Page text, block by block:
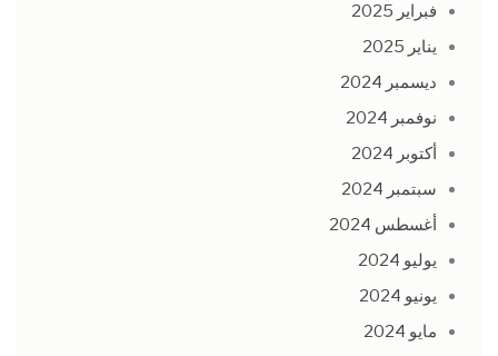
فبراير 2025
يناير 2025
ديسمبر 2024
نوفمبر 2024
أكتوبر 2024
سبتمبر 2024
أغسطس 2024
يوليو 2024
يونيو 2024
مايو 2024